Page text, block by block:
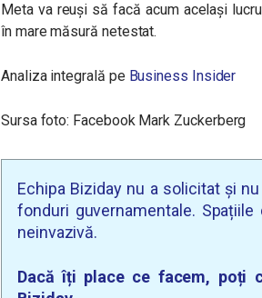
Meta va reuși să facă acum același
în mare măsură netestat.
Analiza integrală pe Business Insider
Sursa foto: Facebook Mark Zuckerberg
Echipa Biziday nu a solicitat și
fonduri guvernamentale.
neinvazivă.
Dacă îți place ce facem, poți